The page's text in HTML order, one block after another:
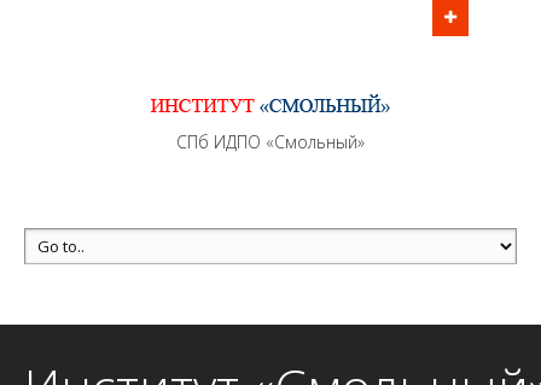
перерывов в рабочие дни с 9:00 до 21:00 МСК
MAX +7 (981) 190-30-30
mail@institutsmolnyj.ru
СПб ИДПО «Смольный»